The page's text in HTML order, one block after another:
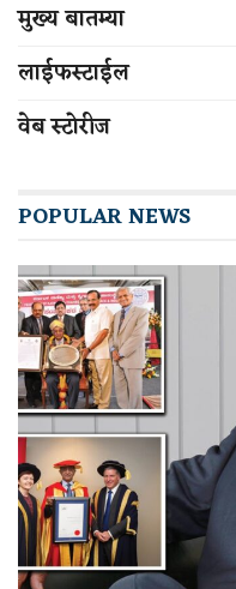
मुख्य बातम्या
लाईफस्टाईल
वेब स्टोरीज
POPULAR NEWS